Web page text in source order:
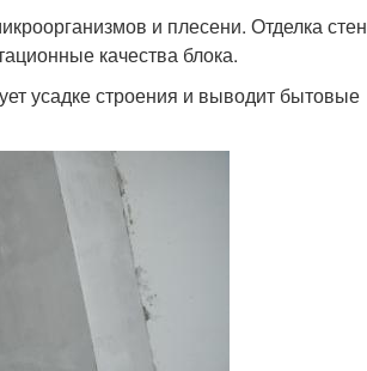
и плесени. Отделка стен
качества блока.
усадке строения и выводит бытовые